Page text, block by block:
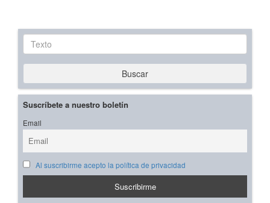
Texto
Buscar
Suscríbete a nuestro boletín
Email
Al suscribirme acepto la política de privacidad